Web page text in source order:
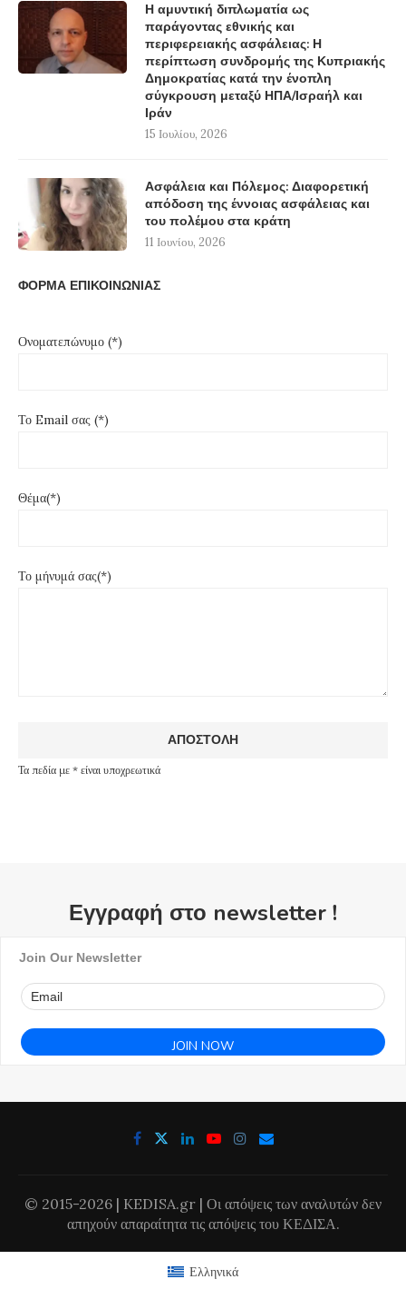
Η αμυντική διπλωματία ως
παράγοντας εθνικής και
περιφερειακής ασφάλειας: Η
περίπτωση συνδρομής της Κυπριακής
Δημοκρατίας κατά την ένοπλη
σύγκρουση μεταξύ ΗΠΑ/Ισραήλ και
Ιράν
15 Ιουλίου, 2026
Ασφάλεια και Πόλεμος: Διαφορετική
απόδοση της έννοιας ασφάλειας και
του πολέμου στα κράτη
11 Ιουνίου, 2026
ΦΟΡΜΑ ΕΠΙΚΟΙΝΩΝΙΑΣ
Ονοματεπώνυμο (*)
Το Email σας (*)
Θέμα(*)
Το μήνυμά σας(*)
Τα πεδία με * είναι υποχρεωτικά
Εγγραφή στο newsletter !
Join Our Newsletter
© 2015-2026 | KEDISA.gr | Οι απόψεις των αναλυτών δεν
απηχούν απαραίτητα τις απόψεις του ΚΕΔΙΣΑ.
Ελληνικά